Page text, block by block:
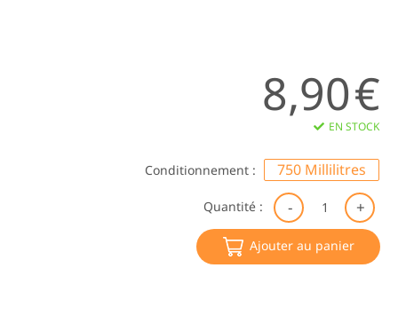
8,90€
EN STOCK
Conditionnement : 750 Millilitres
Quantité :
Ajouter au panier